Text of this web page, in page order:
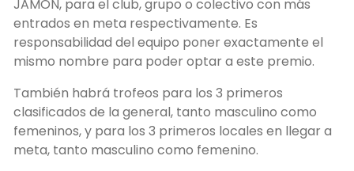
JAMÓN, para el club, grupo o colectivo con más
entrados en meta respectivamente. Es
responsabilidad del equipo poner exactamente el
mismo nombre para poder optar a este premio.
También habrá trofeos para los 3 primeros
clasificados de la general, tanto masculino como
femeninos, y para los 3 primeros locales en llegar a
meta, tanto masculino como femenino.